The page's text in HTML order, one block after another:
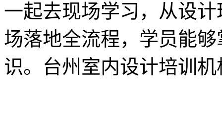
一起去现场学习，从设
场落地全流程，学员能
识。台州室内设计培训